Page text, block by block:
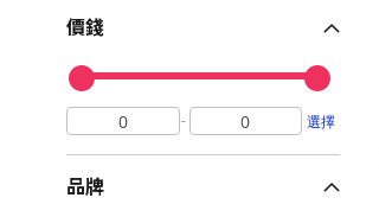
價錢
- 選擇
品牌